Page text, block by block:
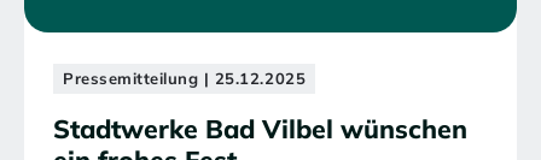
Pressemitteilung | 25.12.2025
Stadtwerke Bad Vilbel wünschen